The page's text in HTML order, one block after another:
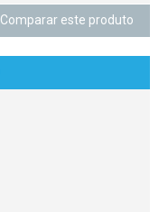
Comparar este produto